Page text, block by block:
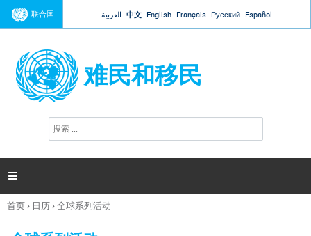
Jump to navigation
联合国 العربية 中文 English Français Русский Español
难民和移民
搜
索

你
首页› 日历›全球系列活动